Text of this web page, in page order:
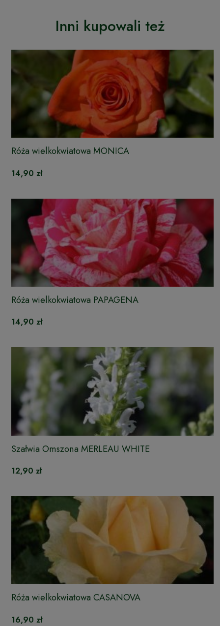
Inni kupowali też
Róża wielkokwiatowa MONICA
14,90 zł
Róża wielkokwiatowa PAPAGENA
14,90 zł
Szałwia Omszona MERLEAU WHITE
12,90 zł
Róża wielkokwiatowa CASANOVA
16,90 zł